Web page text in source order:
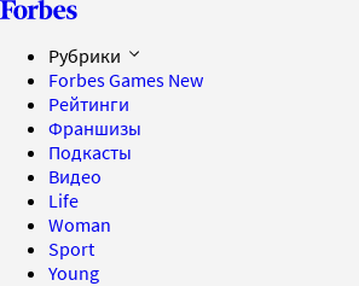
Рубрики
Forbes Games New
Рейтинги
Франшизы
Подкасты
Видео
Life
Woman
Sport
Young